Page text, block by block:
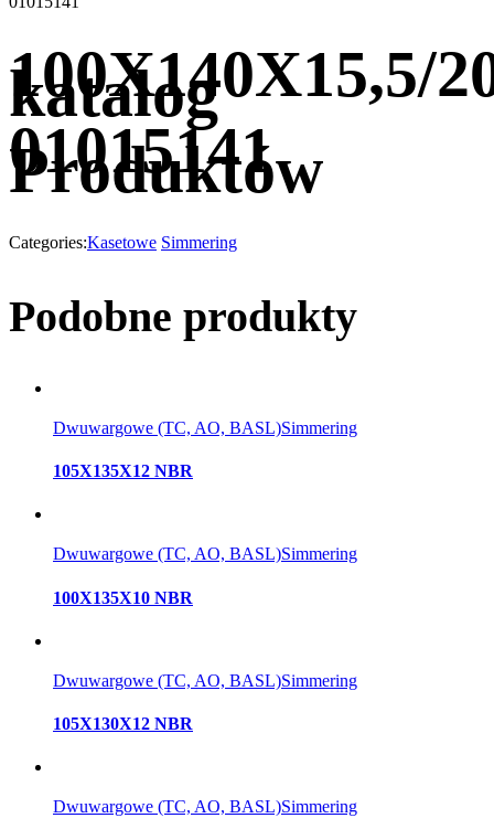
katalog
Produktów
100X140X15,5/
01015141
Categories:Kasetowe Simmering
Podobne produkty
Dwuwargowe (TC, AO, BASL)Simmering
105X135X12 NBR
Dwuwargowe (TC, AO, BASL)Simmering
100X135X10 NBR
Dwuwargowe (TC, AO, BASL)Simmering
105X130X12 NBR
Dwuwargowe (TC, AO, BASL)Simmering